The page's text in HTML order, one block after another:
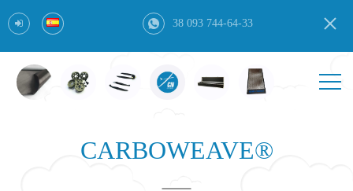
38 093 744-64-33
CARBOWEAVE®